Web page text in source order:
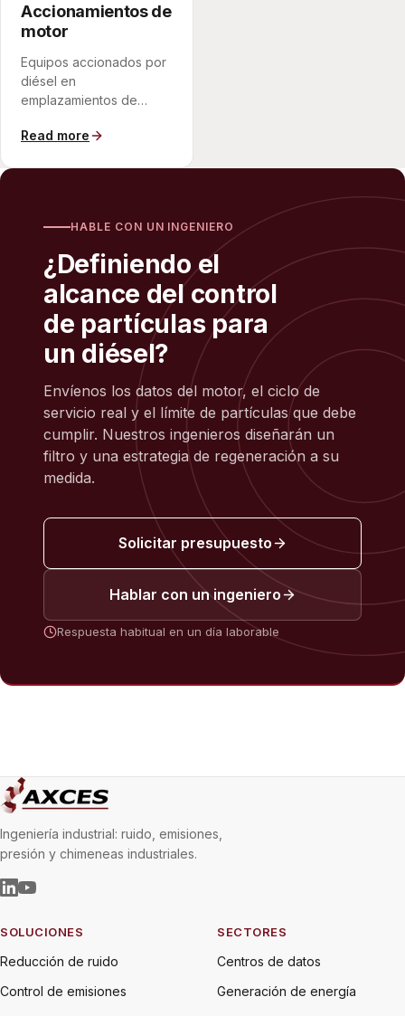
Accionamientos de
motor
Equipos accionados por
diésel en
emplazamientos de
el control de partículas
Read more
HABLE CON UN INGENIERO
¿Definiendo el
alcance del control
de partículas para
un diésel?
Envíenos los datos del motor, el ciclo de
servicio real y el límite de partículas que debe
cumplir. Nuestros ingenieros diseñarán un
filtro y una estrategia de regeneración a su
medida.
Solicitar presupuesto
Hablar con un ingeniero
Respuesta habitual en un día laborable
Ingeniería industrial: ruido, emisiones,
presión y chimeneas industriales.
SOLUCIONES
Reducción de ruido
Control de emisiones
SECTORES
Centros de datos
Generación de energía